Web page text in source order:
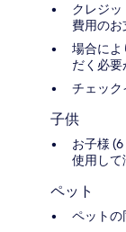
クレジ
費用のお
場合によ
だく必
チェック
子供
お子様
使用して
ペット
ペットの